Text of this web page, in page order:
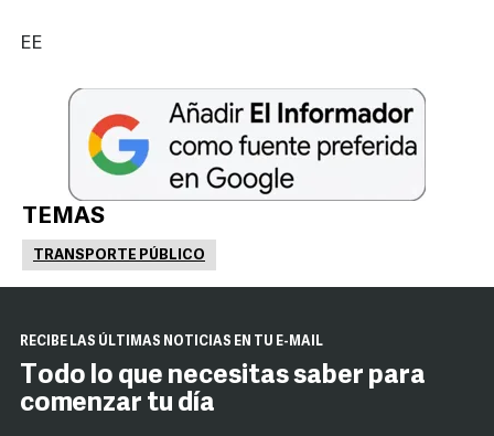
EE
TEMAS
TRANSPORTE PÚBLICO
RECIBE LAS ÚLTIMAS NOTICIAS EN TU E-MAIL
Todo lo que necesitas saber para
comenzar tu día